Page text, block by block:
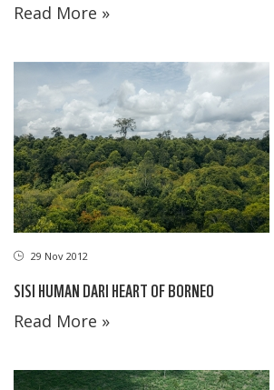
Read More »
29 Nov 2012
SISI HUMAN DARI HEART OF BORNEO
Read More »